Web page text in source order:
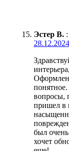
Эстер В. :
28.12.2024
вопросы,
пришел в
был
хочет